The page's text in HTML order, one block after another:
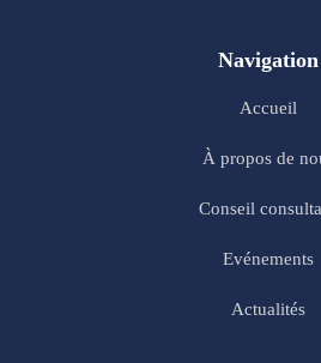
Navigation
Accueil
À propos de
Conseil
Evénements
Actualités